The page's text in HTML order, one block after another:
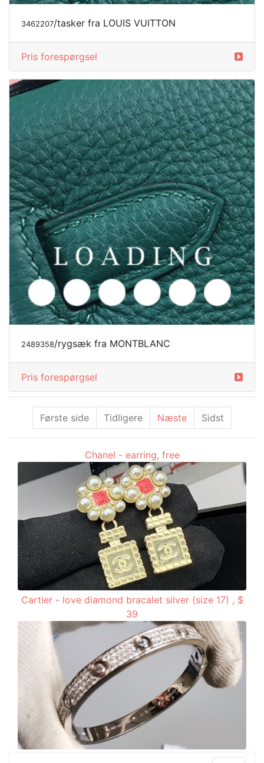
3462207/tasker fra LOUIS VUITTON
Pris forespørgsel
2489358/rygsæk fra MONTBLANC
Pris forespørgsel
Første side Tidligere Næste Sidst
Chanel - earring, free
Cartier - love diamond bracalet silver (size 17) , $
39